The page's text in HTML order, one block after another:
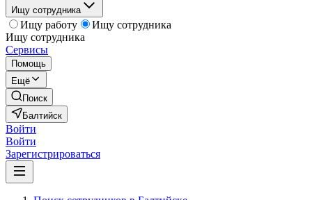
Ищу сотрудника
Ищу работу
Ищу сотрудника
Ищу сотрудника
Сервисы
Помощь
Ещё
Поиск
Балтийск
Войти
Войти
Зарегистрироваться